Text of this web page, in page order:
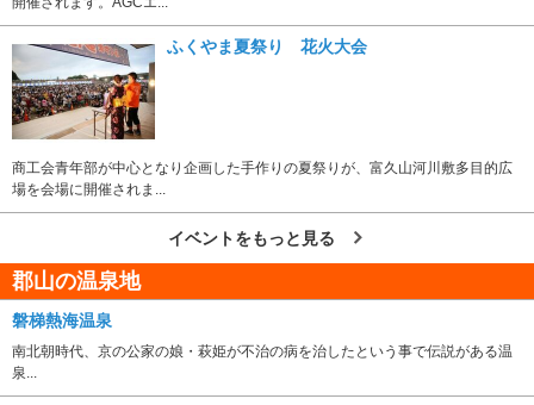
ふくやま夏祭り 花火大会
商工会青年部が中心となり企画した手作りの夏祭りが、富久山河川敷多目的広
場を会場に開催されま...
イベントをもっと見る
郡山の温泉地
磐梯熱海温泉
南北朝時代、京の公家の娘・萩姫が不治の病を治したという事で伝説がある温
泉...